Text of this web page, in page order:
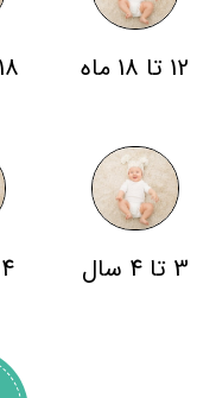
12 تا 18 ماه 18 تا 24 ماه
3 تا 4 سال 4 تا 5 سال